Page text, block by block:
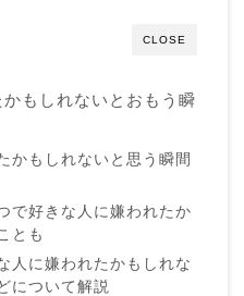
CLOSE
もしれないとおもう瞬
かもしれないと思う瞬間
で好きな人に嫌われたか
とも
人に嫌われたかもしれな
について解説